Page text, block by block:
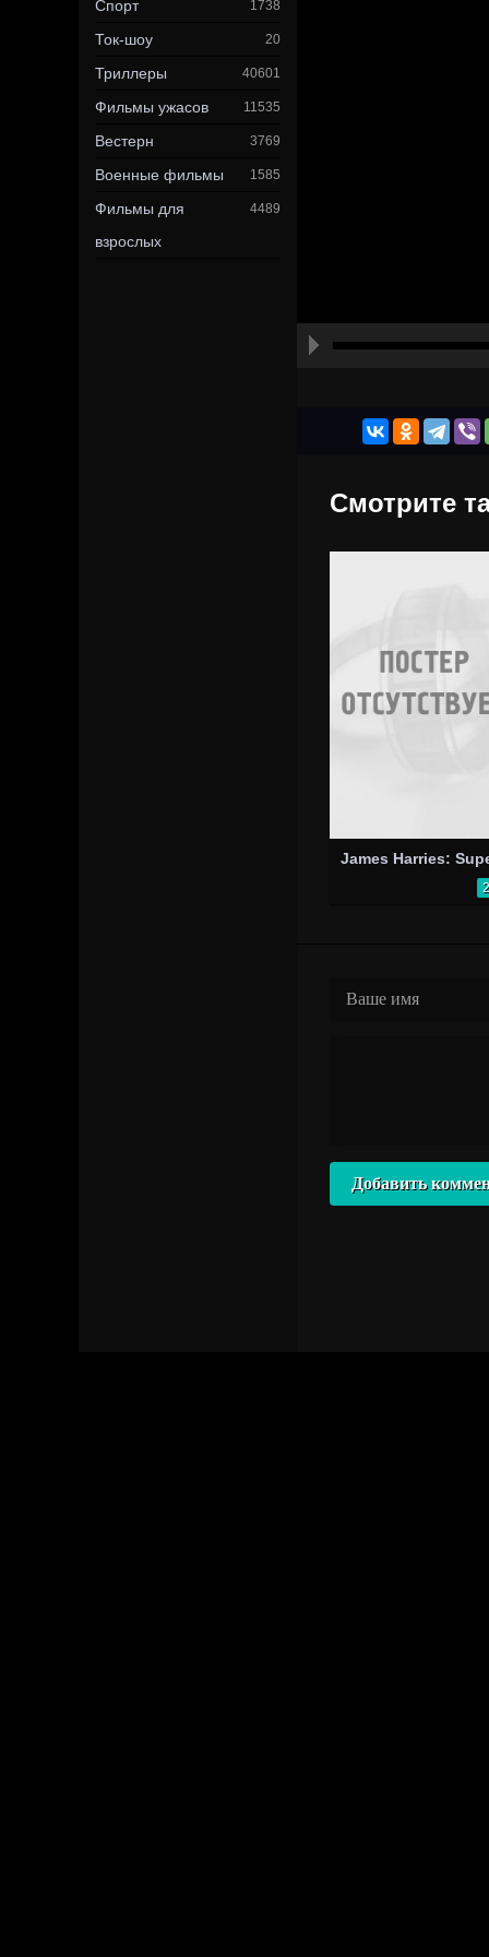
Спорт 1738
Ток-шоу 20
Триллеры 40601
Фильмы ужасов 11535
Вестерн 3769
Военные фильмы 1585
Фильмы для
взрослых
4489
Смотрите
Добавить